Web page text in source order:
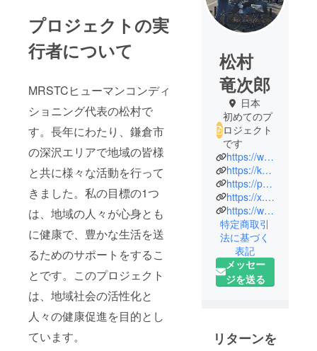
プロジェクトの実
行者について
MRSTCヒューマンコンディ
ショニング代表の松村で
す。長年にわたり、鎌倉市
の深沢エリアで地域の皆様
と共に様々な活動を行って
きました。私の目標の1つ
は、地域の人々が心身とも
に健康で、豊かな生活を送
るためのサポートをするこ
とです。このプロジェクト
は、地域社会の活性化と
人々の健康促進を目的とし
ています。
松村
竜次郎
日本
初めてのプ
ロジェクト
です
https://www.facebook.com/share/1B1KQabjeW/
https://kamakuraculture.com/page
https://physitech.1web.jp/
https://x.com/toshofc?t=wI7RJ6_UxZxFBcsWkgdN3Q&s=09
https://www.instagram.com/longcilangsongcun?igsh=dmF4dnI3dGZjNXNo
特定商取引
法に基づく
表記
メッセー
ジを送る
リターンを